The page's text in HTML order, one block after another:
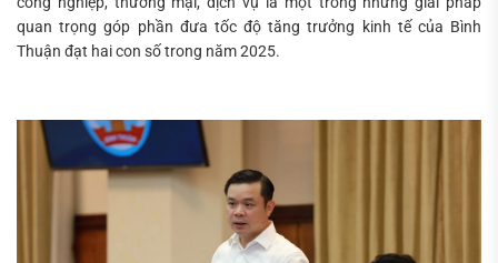
quan trọng góp phần đưa tốc độ tăng trưởng kinh tế của Bình
Thuận đạt hai con số trong năm 2025.